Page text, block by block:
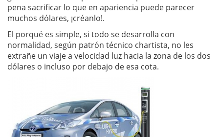
pena sacrificar lo que en apariencia puede parecer
muchos dólares, ¡créanlo!.
El porqué es simple, si todo se desarrolla con
normalidad, según patrón técnico chartista, no les
extrañe un viaje a velocidad luz hacia la zona de los dos
dólares o incluso por debajo de esa cota.